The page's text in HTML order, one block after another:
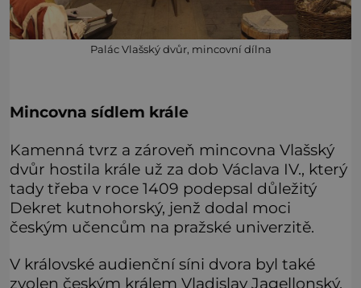
Palác Vlašský dvůr, mincovní dílna
Mincovna sídlem krále
Kamenná tvrz a zároveň mincovna Vlašský
dvůr hostila krále už za dob Václava IV., který
tady třeba v roce 1409 podepsal důležitý
Dekret kutnohorský, jenž dodal moci
českým učencům na pražské univerzitě.
V královské audienční síni dvora byl také
zvolen českým králem Vladislav Jagellonský.